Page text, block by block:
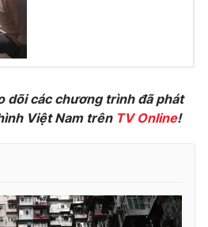
Vươn mình bằng AI
English
dõi các chương trình đã phát
Việt Nam trên TV Online!